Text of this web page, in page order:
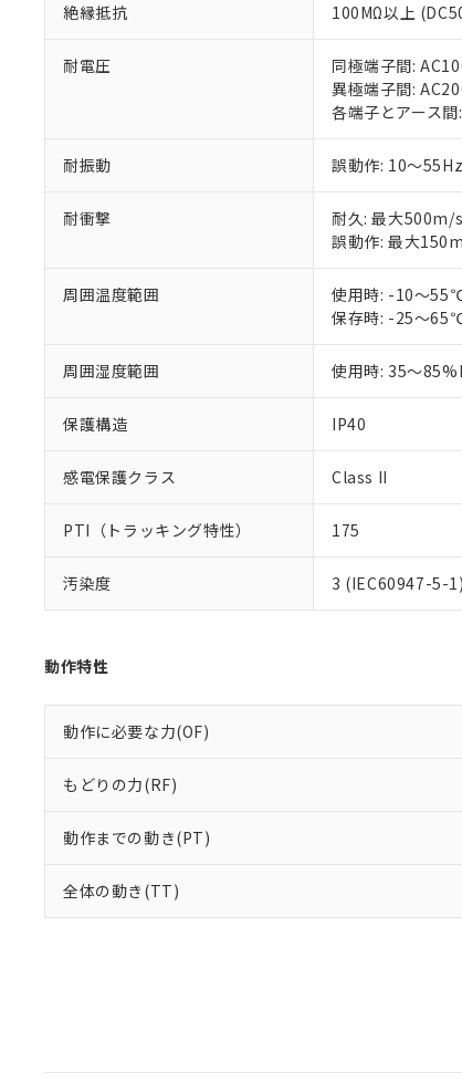
絶縁抵抗 100MΩ以上
耐電圧
同極端子間:
異極端子間:
各端子とアース
耐振動 誤動作: 10～
耐衝撃 耐久: 最大500m/
誤動作: 最大
周囲温度範囲
使用時: -10～
保存時: -25～
周囲湿度範囲 使用時: 35～
保護構造 IP40
感電保護クラス Class II
PTI（トラッキング特性） 175
汚染度 3 (IEC60947-5-1)
動作特性
動作に必要な力(OF)
もどりの力(RF)
動作までの動き(PT)
全体の動き(TT)
本サー
当社制
在庫状
のであ
い。
正式な
当社販
オムロ
在庫状
マイパ
ている
お客様
さい。
※当社の
鉛(Pb) 1000ppm
六価クロム(Cr(Ⅵ))
フタル酸ビス(2-
ル（DBP）
但し、RoHS指令
※2 対応予
部品在庫の切
※3 非含有
下記の非含有
EU RoHS指令
51物質の非含
※本証明書は
混在すること
既に当社にて
「×」：最大
「－」：未確
*中国RoHS10物
Pb(鉛) :1000ppm
Cr(Ⅵ)(六価クロム)
DBP(フタル酸ジ
DEHP(フタル酸ビ
※2 環境保護
「ｅ」：有害
「10」：通常
味します。
などの
当社は
ます。
当社は
置等に
当社は
また当
たしま
記
号
説明
○ 一
△ 一
－
在
機
空
白
受